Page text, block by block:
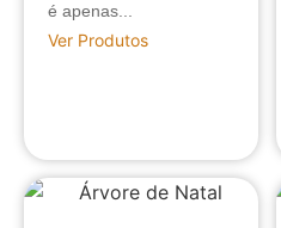
é apenas...
Ver Produtos